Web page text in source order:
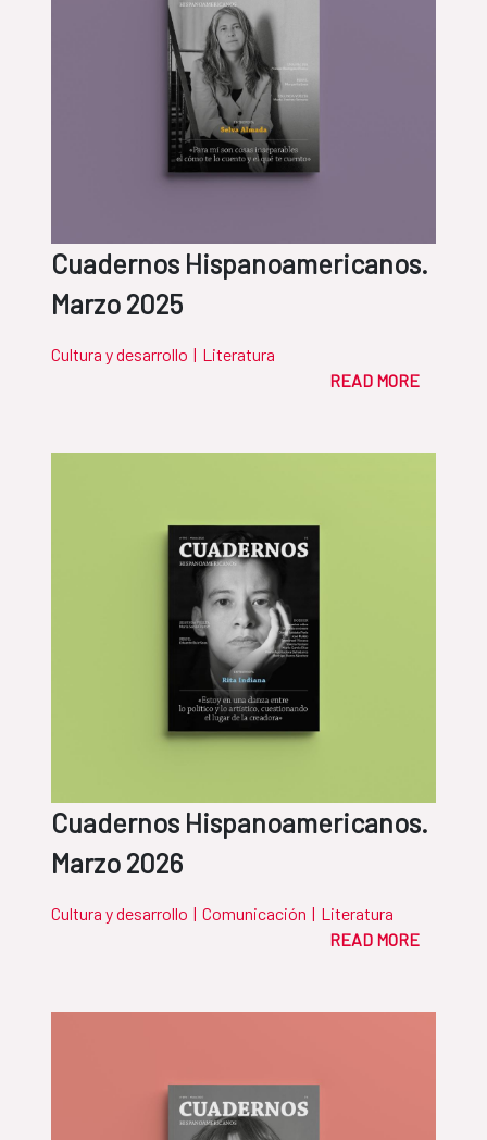
Cuadernos Hispanoamericanos.
Marzo 2025
Cultura y desarrollo | Literatura
READ MORE
Cuadernos Hispanoamericanos.
Marzo 2026
Cultura y desarrollo | Comunicación | Literatura
READ MORE